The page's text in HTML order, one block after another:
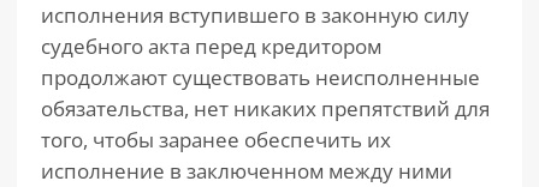
исполнения вступившего в законную силу
судебного акта перед кредитором
продолжают существовать неисполненные
обязательства, нет никаких препятствий для
того, чтобы заранее обеспечить их
исполнение в заключенном между ними